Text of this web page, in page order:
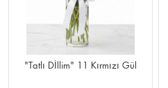
"Tatlı Dİllim" 11 Kırmızı Gül